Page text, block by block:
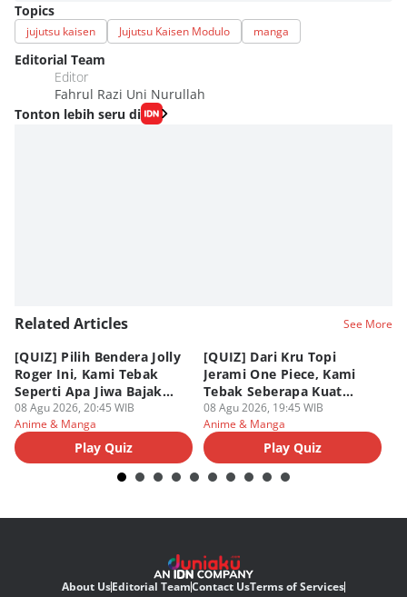
Topics
jujutsu kaisen Jujutsu Kaisen Modulo manga
Editorial Team
Editor
Fahrul Razi Uni Nurullah
Tonton lebih seru di
Related Articles See More
[QUIZ] Pilih Bendera Jolly
Roger Ini, Kami Tebak
Seperti Apa Jiwa Bajak
Laut Dalam Dirimu
08 Agu 2026, 20:45 WIB
Anime & Manga
Play Quiz
[QUIZ] Dari Kru Topi
Jerami One Piece, Kami
Tebak Seberapa Kuat
Mentalmu
08 Agu 2026, 19:45 WIB
Anime & Manga
Play Quiz
About UsEditorial TeamContact UsTerms of Services